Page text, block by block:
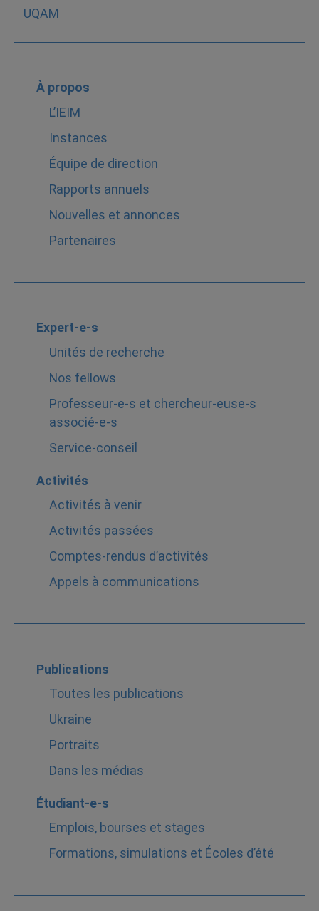
À propos
L’IEIM
Instances
Équipe de direction
Rapports annuels
Nouvelles et annonces
Partenaires
Expert-e-s
Unités de recherche
Nos fellows
Professeur-e-s et chercheur-euse-s
associé-e-s
Service-conseil
Activités
Activités à venir
Activités passées
Comptes-rendus d’activités
Appels à communications
Publications
Toutes les publications
Ukraine
Portraits
Dans les médias
Étudiant-e-s
Emplois, bourses et stages
Formations, simulations et Écoles d’été